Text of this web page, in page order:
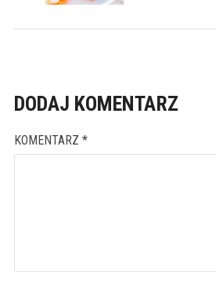
DODAJ KOMENTARZ
KOMENTARZ *